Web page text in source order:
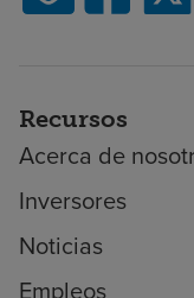
Recursos
Acerca de
Inversores
Noticias